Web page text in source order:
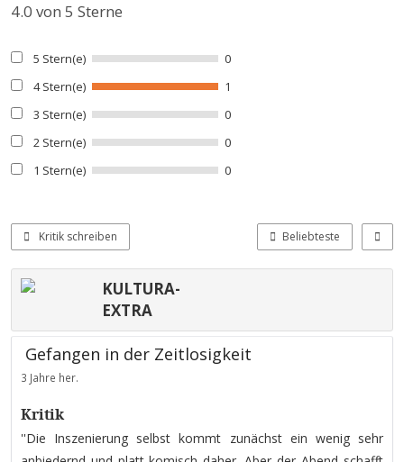
4.0 von 5 Sterne
5 Stern(e)
0
4 Stern(e)
1
3 Stern(e)
0
2 Stern(e)
0
1 Stern(e)
0
Kritik schreiben Beliebteste
KULTURA-
EXTRA
Gefangen in der Zeitlosigkeit
3 Jahre her.
Kritik
''Die Inszenierung selbst kommt zunächst ein wenig sehr